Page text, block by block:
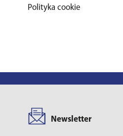
Polityka cookie
Newsletter